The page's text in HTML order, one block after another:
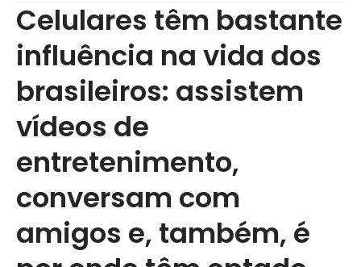
Celulares têm bastante
influência na vida dos
brasileiros: assistem
vídeos de
entretenimento,
conversam com
amigos e, também, é